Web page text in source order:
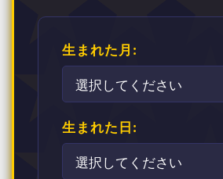
生まれた月:
生まれた日: